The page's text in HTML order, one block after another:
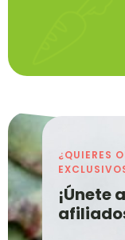
¿QUIERES
¡Únete